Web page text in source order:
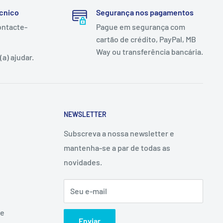
ajudar.
Segurança nos pagamentos
Pague em segurança com
cartão de crédito, PayPal, MB
Way ou transferência bancária.
NEWSLETTER
Subscreva a nossa newsletter e
mantenha-se a par de todas as
novidades.
Seu e-mail
Enviar